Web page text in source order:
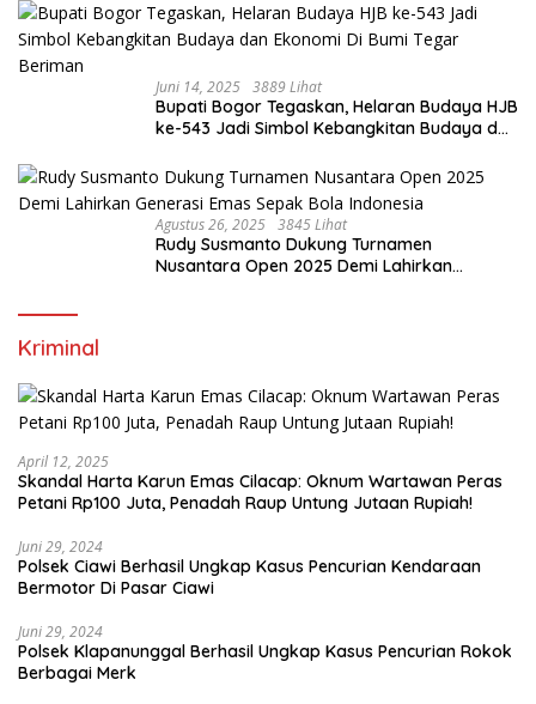
Juni 14, 2025 3889 Lihat
Bupati Bogor Tegaskan, Helaran Budaya HJB
ke-543 Jadi Simbol Kebangkitan Budaya dan
Agustus 26, 2025 3845 Lihat
Rudy Susmanto Dukung Turnamen
Nusantara Open 2025 Demi Lahirkan
Kriminal
April 12, 2025
Skandal Harta Karun Emas Cilacap: Oknum Wartawan Peras
Petani Rp100 Juta, Penadah Raup Untung Jutaan Rupiah!
Juni 29, 2024
Polsek Ciawi Berhasil Ungkap Kasus Pencurian Kendaraan
Bermotor Di Pasar Ciawi
Juni 29, 2024
Polsek Klapanunggal Berhasil Ungkap Kasus Pencurian Rokok
Berbagai Merk